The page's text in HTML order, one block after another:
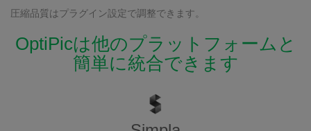
圧縮品質はプラグイン設定で調整できます。
OptiPicは他のプラットフォームと
簡単に統合できます